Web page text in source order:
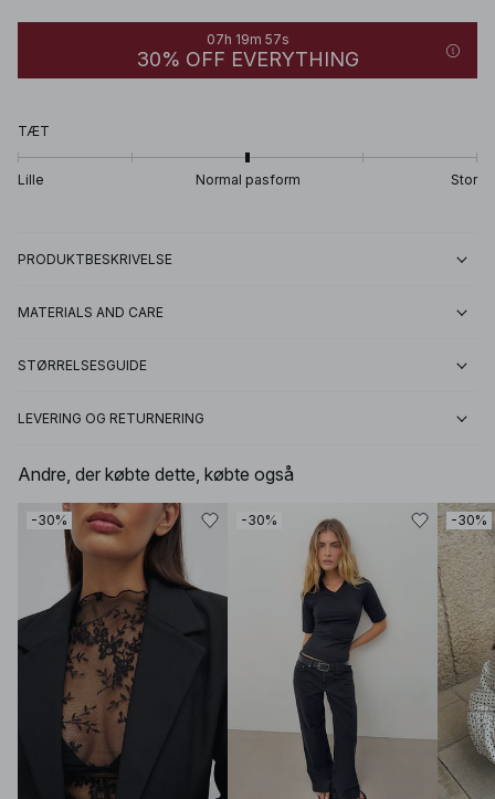
07h 19m 57s
30% OFF EVERYTHING
TÆT
Lille Normal pasform Stor
PRODUKTBESKRIVELSE
MATERIALS AND CARE
STØRRELSESGUIDE
LEVERING OG RETURNERING
Andre, der købte dette, købte også
-30% -30% -30%